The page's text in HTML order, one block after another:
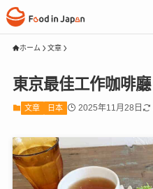
ホーム 文章
東京最佳工作咖啡廳
文章 日本 2025年11月28日